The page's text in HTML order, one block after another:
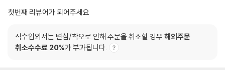
첫번째 리뷰어가 되어주세요
직수입외서는 변심/착오로 인해 주문을 취소할 경우 해외주문
취소수수료 20%가 부과됩니다.